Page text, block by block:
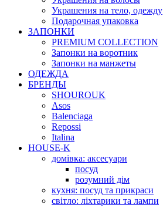
Украшения на тело, одежду
Подарочная упаковка
ЗАПОНКИ
PREMIUM COLLECTION
Запонки на воротник
Запонки на манжеты
ОДЕЖДА
БРЕНДЫ
SHOUROUK
Asos
Balenciaga
Repossi
Italina
HOUSE-K
домівка: аксесуари
посуд
розумний дім
кухня: посуд та прикраси
світло: ліхтарики та лампи